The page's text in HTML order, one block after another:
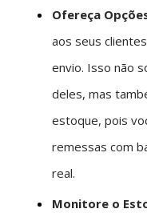
Ofereça
aos seus
envio. Isso não
deles, mas
estoque, pois
remessas com
real.
Monitore o